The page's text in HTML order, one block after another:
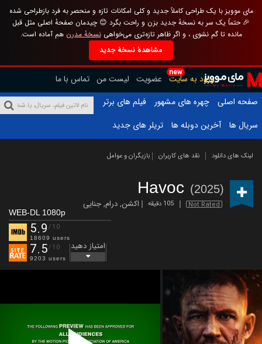
مای موویز با یک طراحی کاملاً جدید و کلی امکانات تازه و منحصر به فرد بازطراحی شده
🎉 حتماً یک سر به نسخهٔ جدید بزن و راحت بگرد 😊 چیدمان صفحهٔ اصلی مثل قبل
مانده تا گم نشوی ، و اگر ظاهر تازه‌تری می‌خواهینسخهٔ مدرن هم آماده است.
مشاهدهٔ نسخهٔ جدید
new
ورود به سایت عضویت لیست من تماس با ما
صفحه اصلی
چهره های مشهور
فیلم های برتر
سریال ها
آخرین دوبله ها تریلر های جدید
لینک های دانلود نقد های کاربران بازیگران و عوامل
Havoc (2025)
Not Rated 105 دقیقه اکشن,درام,جنایی
WEB-DL 1080p
5.9 /10
18609 users
7.5/10
9203 users
امتیاز دهید